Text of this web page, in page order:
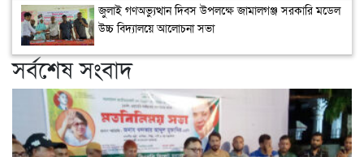
জুলাই গণঅভ্যুত্থান দিবস উপলক্ষে জামালগঞ্জ সরকারি মডেল
উচ্চ বিদ্যালয়ে আলোচনা সভা
সর্বশেষ সংবাদ